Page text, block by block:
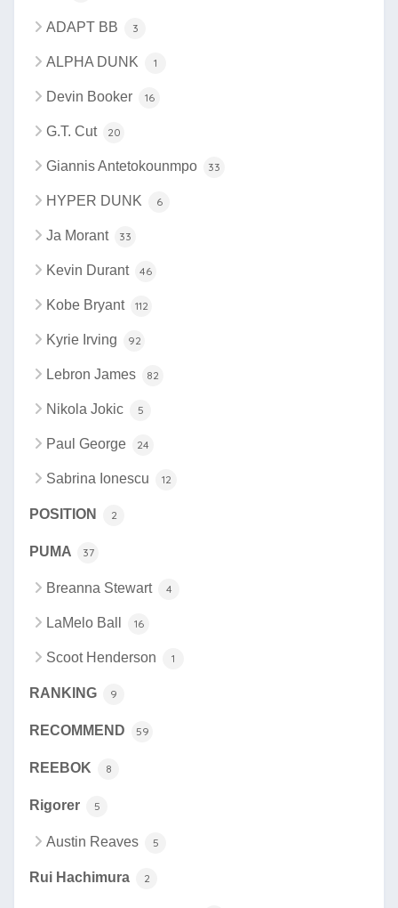
ADAPT BB 3
ALPHA DUNK 1
Devin Booker 16
G.T. Cut 20
Giannis Antetokounmpo 33
HYPER DUNK 6
Ja Morant 33
Kevin Durant 46
Kobe Bryant 112
Kyrie Irving 92
Lebron James 82
Nikola Jokic 5
Paul George 24
Sabrina Ionescu 12
POSITION 2
PUMA 37
Breanna Stewart 4
LaMelo Ball 16
Scoot Henderson 1
RANKING 9
RECOMMEND 59
REEBOK 8
Rigorer 5
Austin Reaves 5
Rui Hachimura 2